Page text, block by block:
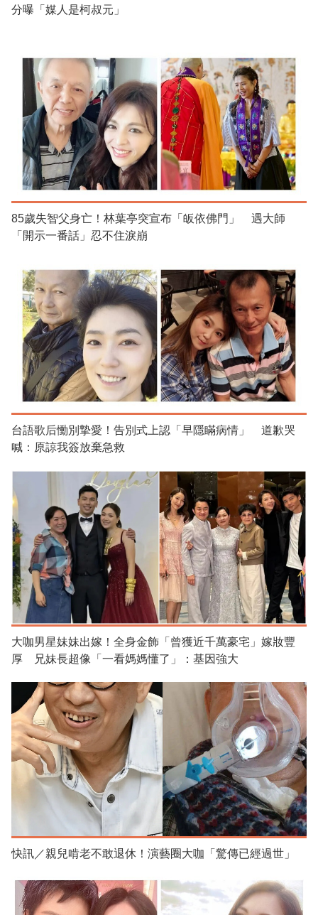
分曝「媒人是柯叔元」
85歲失智父身亡！林葉亭突宣布「皈依佛門」 遇大師
「開示一番話」忍不住淚崩
台語歌后慟別摯愛！告別式上認「早隱瞞病情」 道歉哭
喊：原諒我簽放棄急救
大咖男星妹妹出嫁！全身金飾「曾獲近千萬豪宅」嫁妝豐
厚 兄妹長超像「一看媽媽懂了」：基因強大
快訊／親兒啃老不敢退休！演藝圈大咖「驚傳已經過世」